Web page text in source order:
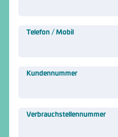
Telefon / Mobil
Kundennummer
Verbrauchstellennummer